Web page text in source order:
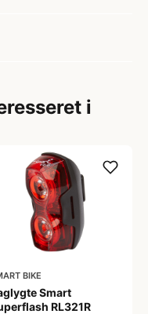
i
BIKE
Smart
RL321R